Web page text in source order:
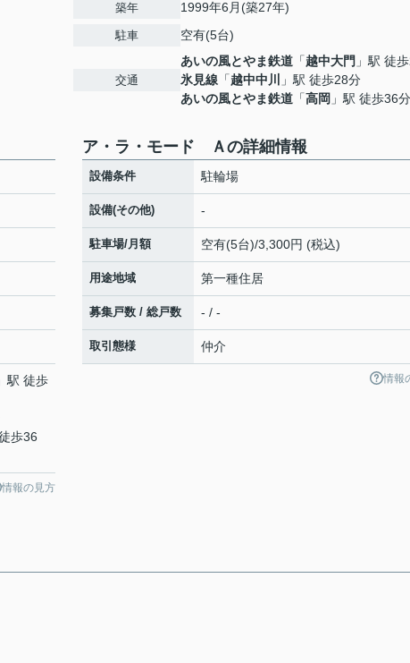
築年 1999年6月(築27年)
駐車 空有(5台)
交通
あいの風とやま鉄道 「越中大門 」駅 徒
氷見線 「越中中川
」駅 徒歩28分
あいの風とやま鉄道 「高岡 」駅 徒歩36分
」駅 徒歩
歩36
情報の見方
ア・ラ・モード Ａの詳細情報
設備条件 駐輪場
設備(その他) -
駐車場/月額 空有(5台)/3,300円 (税込)
用途地域 第一種住居
募集戸数 / 総戸数 - / -
取引態様 仲介
情報